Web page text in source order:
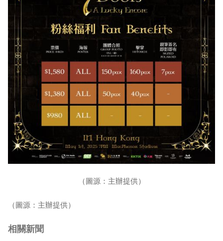
（圖源：主辦提供）
（圖源：主辦提供）
相關新聞